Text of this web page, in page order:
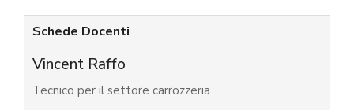
Schede Docenti
Vincent Raffo
Tecnico per il settore carrozzeria